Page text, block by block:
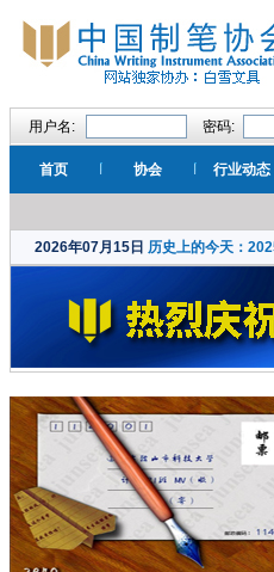
用户名: 密码:
首页 协会 行业动态
2026年07月15日 历史上的今天：